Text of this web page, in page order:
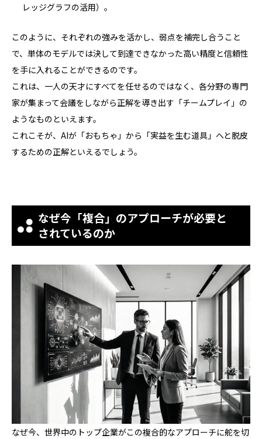
レッジグラフの活用）。
このように、それぞれの強みを活かし、弱点を補完し合うこと
で、単体のモデルでは決して到達できなかった高い精度と信頼性
を手に入れることができるのです。
これは、一人の天才にすべてを任せるのではなく、各分野の専門
家が集まって会議をしながら正解を導き出す「チームプレイ」の
ようなものといえます。
これこそが、AIが「おもちゃ」から「実益を生む道具」へと脱皮
するための正解といえるでしょう。
なぜ今「複合」のアプローチが必要と
されているのか
なぜ今、世界中のトップ企業がこの複合的なアプローチに舵を切